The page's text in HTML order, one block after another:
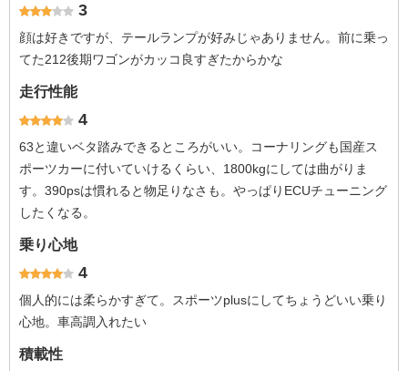
3
顔は好きですが、テールランプが好みじゃありません。前に乗っ
てた212後期ワゴンがカッコ良すぎたからかな
走行性能
4
63と違いベタ踏みできるところがいい。コーナリングも国産ス
ポーツカーに付いていけるくらい、1800kgにしては曲がりま
す。390psは慣れると物足りなさも。やっぱりECUチューニング
したくなる。
乗り心地
4
個人的には柔らかすぎて。スポーツplusにしてちょうどいい乗り
心地。車高調入れたい
積載性